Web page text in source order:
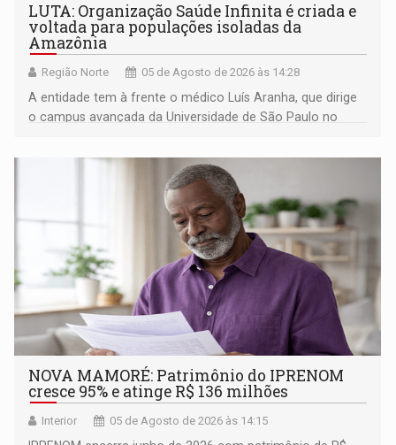
LUTA: Organização Saúde Infinita é criada e
voltada para populações isoladas da
Amazônia
Região Norte 05 de Agosto de 2026 às 14:28
A entidade tem à frente o médico Luís Aranha, que dirige
o campus avançada da Universidade de São Paulo no
NOVA MAMORÉ: Patrimônio do IPRENOM
cresce 95% e atinge R$ 136 milhões
Interior 05 de Agosto de 2026 às 14:15